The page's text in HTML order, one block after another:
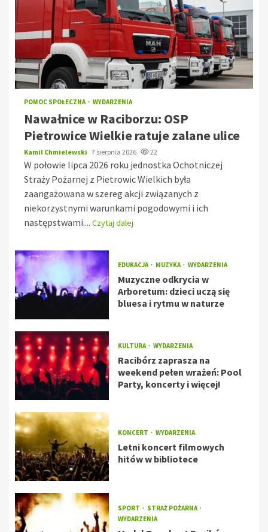
POMOC SPOŁECZNA WYDARZENIA
Nawałnice w Raciborzu: OSP
Pietrowice Wielkie ratuje zalane ulice
Kamil Chmielewski 7 sierpnia 2026 22
W połowie lipca 2026 roku jednostka Ochotniczej
Straży Pożarnej z Pietrowic Wielkich była
zaangażowana w szereg akcji związanych z
niekorzystnymi warunkami pogodowymi i ich
następstwami.... Czytaj dalej
EDUKACJA MUZYKA WYDARZENIA
Muzyczne odkrycia w
Arboretum: dzieci uczą się
bluesa i rytmu w naturze
KULTURA WYDARZENIA
Racibórz zaprasza na
weekend pełen wrażeń: Pool
Party, koncerty i więcej!
KONCERT WYDARZENIA
Letni koncert filmowych
hitów w bibliotece
SPORT
STRAŻ POŻARNA
WYDARZENIA